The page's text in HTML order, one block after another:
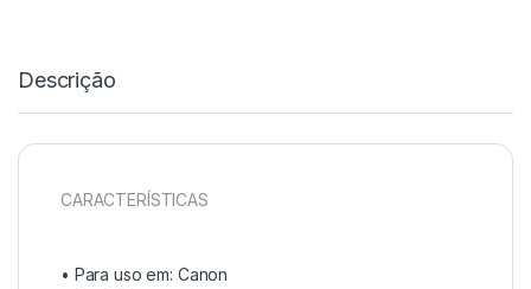
Descrição
CARACTERÍSTICAS
• Para uso em: Canon